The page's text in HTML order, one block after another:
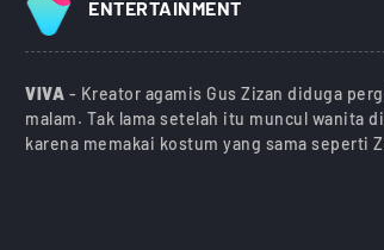
ENTERTAINMENT
VIVA - Kreator agamis Gus Zizan diduga
malam. Tak lama setelah itu muncul wanita
karena memakai kostum yang sama seperti